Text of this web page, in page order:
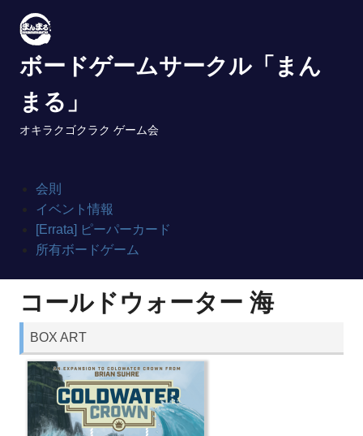
content
ボードゲームサークル「まん
まる」
オキラクゴクラク ゲーム会
会則
イベント情報
[Errata] ピーパーカード
所有ボードゲーム
コールドウォーター 海
BOX ART